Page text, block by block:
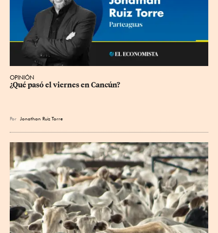
OPINIÓN
¿Qué pasó el viernes en Cancún?
Por Jonathan Ruiz Torre